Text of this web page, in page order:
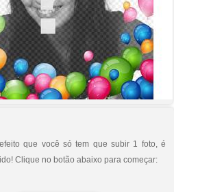
que você só tem que subir 1 foto, é
Clique no botão abaixo para começar: